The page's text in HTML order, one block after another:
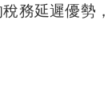
務延遲優勢